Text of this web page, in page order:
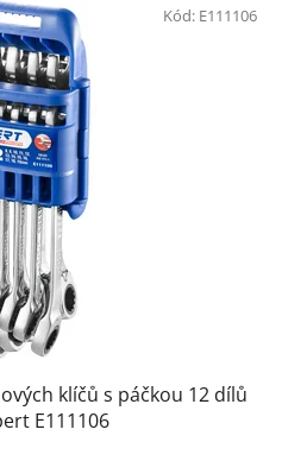
klíčů s páčkou 12 dílů
E111106
Kód: E111106